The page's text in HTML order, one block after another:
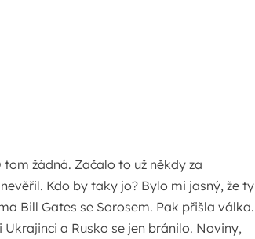
žádná. Začalo to už někdy za
Kdo by taky jo? Bylo mi jasný, že ty
Bill Gates se Sorosem. Pak přišla válka.
a Rusko se jen bránilo. Noviny,